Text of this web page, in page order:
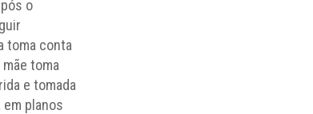
o
toma conta
toma
e tomada
planos